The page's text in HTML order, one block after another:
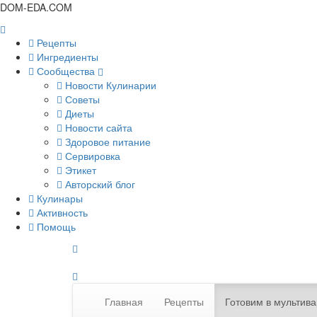
DOM-EDA.COM
Рецепты
Ингредиенты
Сообщества
Новости Кулинарии
Советы
Диеты
Новости сайта
Здоровое питание
Сервировка
Этикет
Авторский блог
Кулинары
Активность
Помощь
Главная Рецепты Готовим в